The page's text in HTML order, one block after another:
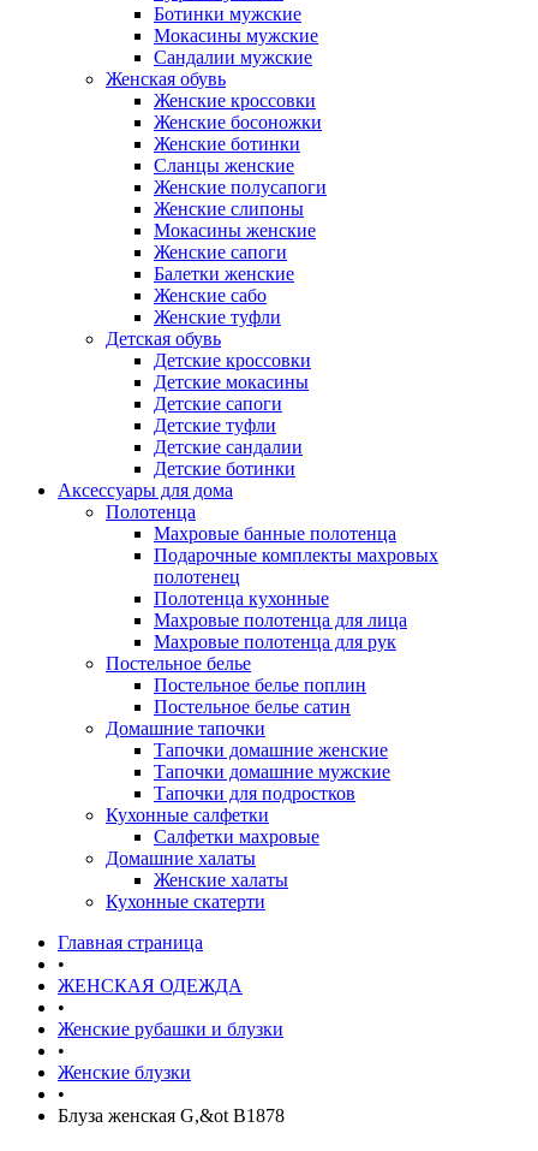
Ботинки мужские
Мокасины мужские
Сандалии мужские
Женская обувь
Женские кроссовки
Женские босоножки
Женские ботинки
Сланцы женские
Женские полусапоги
Женские слипоны
Мокасины женские
Женские сапоги
Балетки женские
Женские сабо
Женские туфли
Детская обувь
Детские кроссовки
Детские мокасины
Детские сапоги
Детские туфли
Детские сандалии
Детские ботинки
Аксессуары для дома
Полотенца
Махровые банные полотенца
Подарочные комплекты махровых
полотенец
Полотенца кухонные
Махровые полотенца для лица
Махровые полотенца для рук
Постельное белье
Постельное белье поплин
Постельное белье сатин
Домашние тапочки
Тапочки домашние женские
Тапочки домашние мужские
Тапочки для подростков
Кухонные салфетки
Салфетки махровые
Домашние халаты
Женские халаты
Кухонные скатерти
Главная страница
•
ЖЕНСКАЯ ОДЕЖДА
•
Женские рубашки и блузки
•
Женские блузки
•
Блуза женская G,&ot B1878